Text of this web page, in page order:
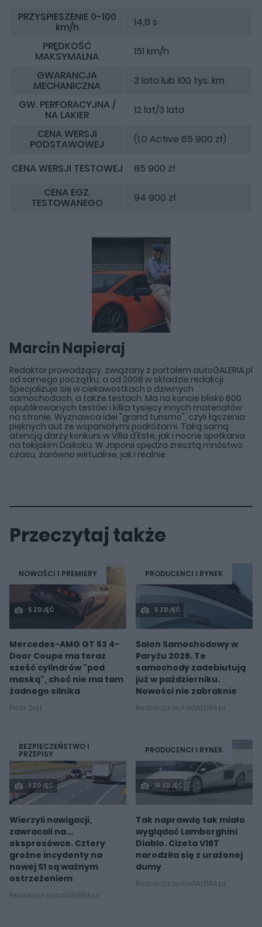
PRZYSPIESZENIE 0-100
km/h
14,8 s
PRĘDKOŚĆ
MAKSYMALNA
151 km/h
GWARANCJA
MECHANICZNA
3 lata lub 100 tys. km
GW. PERFORACYJNA /
NA LAKIER
12 lat/3 lata
CENA WERSJI
PODSTAWOWEJ (1.0 Active 65 900 zł)
CENA WERSJI TESTOWEJ
85 900 zł
CENA EGZ.
TESTOWANEGO 94 900 zł
Marcin Napieraj
Redaktor prowadzący, związany z portalem autoGALERIA.pl
od samego początku, a od 2008 w składzie redakcji.
Specjalizuje się w ciekawostkach o dziwnych
samochodach, a także testach. Ma na koncie blisko 600
opublikowanych testów i kilka tysięcy innych materiałów
na stronie. Wyznawca idei "grand turismo", czyli łączenia
pięknych aut ze wspaniałymi podróżami. Taką samą
atencją darzy konkurs w Villa d'Este, jak i nocne spotkania
na tokijskim Daikoku. W Japonii spędza zresztą mnóstwo
czasu, zarówno wirtualnie, jak i realnie.
Przeczytaj także
NOWOŚCI I PREMIERY
5 ZDJĘĆ
Mercedes-AMG GT 53 4-
Door Coupe ma teraz
sześć cylindrów "pod
maską", choć nie ma tam
żadnego silnika
Piotr Zajt
PRODUCENCI I RYNEK
5 ZDJĘĆ
Salon Samochodowy w
Paryżu 2026. Te
samochody zadebiutują
już w październiku.
Nowości nie zabraknie
Redakcja autoGALERIA.pl
BEZPIECZEŃSTWO I
PRZEPISY
3 ZDJĘĆ
Wierzyli nawigacji,
zawracali na...
ekspresówce. Cztery
groźne incydenty na
nowej S1 są ważnym
ostrzeżeniem
Redakcja autoGALERIA.pl
PRODUCENCI I RYNEK
15 ZDJĘĆ
Tak naprawdę tak miało
wyglądać Lamborghini
Diablo. Cizeta V16T
narodziła się z urażonej
dumy
Redakcja autoGALERIA.pl